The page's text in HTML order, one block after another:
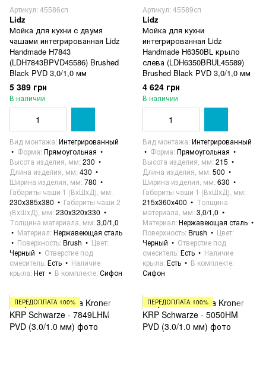
Артикул: 45586сп
Lidz
Мойка для кухни с двумя
чашами интегрированная Lidz
Handmade H7843
(LDH7843BPVD45586) Brushed
Black PVD 3,0/1,0 мм
5 389 грн
В наличии
Вид монтажа Интегрированный
Форма Прямоугольная
Высота изделия, мм 230
Длина изделия, мм 430
Ширина изделия, мм 780
Габариты чаши 1 (ВхШхД), мм
230х385х380
Габариты чаши 2
(ВхШхД), мм 230х320х330
Толщина материала, мм 3,0/1,0
Материал Нержавеющая сталь
Поверхность Brush
Цвет
Черный
Отверстие под
смеситель Есть
Наличие
крыла Нет В комплекте Сифон
Артикул: 45589сп
Lidz
Мойка для кухни
интегрированная Lidz
Handmade H6350BL крыло
слева (LDH6350BRUL45589)
Brushed Black PVD 3,0/1,0 мм
4 624 грн
В наличии
Вид монтажа Интегрированный
Форма Прямоугольная
Высота изделия, мм 215
Длина изделия, мм 500
Ширина изделия, мм 630
Габариты чаши 1 (ВхШхД), мм
215х360х400
Толщина
материала, мм 3,0/1,0
Материал Нержавеющая сталь
Поверхность Brush
Цвет
Черный
Отверстие под
смеситель Есть
Наличие
крыла Есть
В комплекте
Сифон
ПЕРЕДОПЛАТА 100% ПЕРЕДОПЛАТА 100%